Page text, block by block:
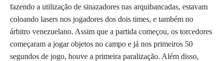
fazendo a utilização de sinazadores nas arquibancadas, estavam
coloando lasers nos jogadores dos dois times, e também no
árbitro venezuelano. Assim que a partida começou, os torcedores
começaram a jogar objetos no campo e já nos primeiros 50
segundos de jogo, houve a primeira paralização. Além disso,